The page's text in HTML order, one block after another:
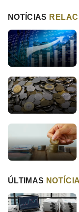
NOTÍCIAS
ÚLTIMAS